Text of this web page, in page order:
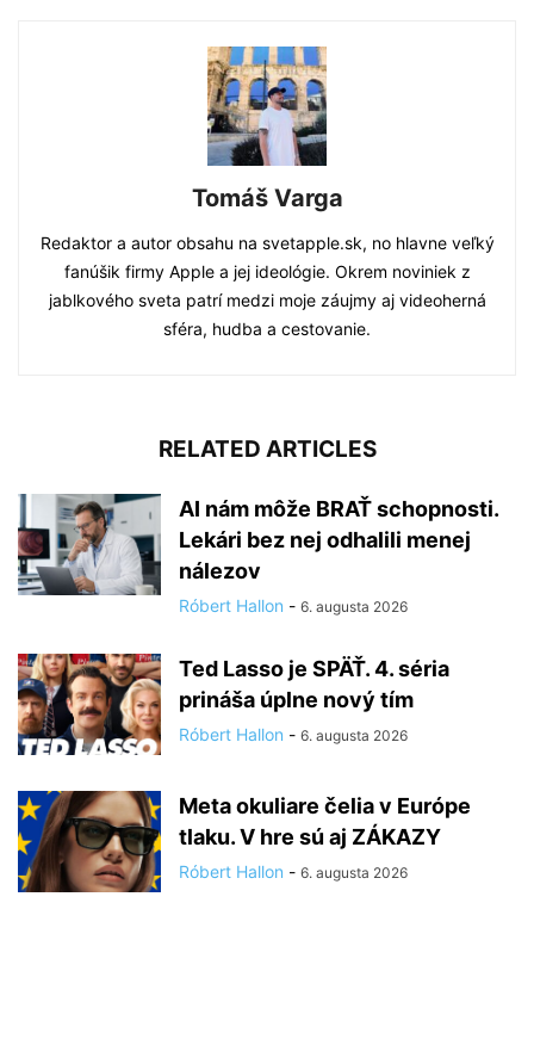
Tomáš Varga
Redaktor a autor obsahu na svetapple.sk, no hlavne veľký
fanúšik firmy Apple a jej ideológie. Okrem noviniek z
jablkového sveta patrí medzi moje záujmy aj videoherná
sféra, hudba a cestovanie.
RELATED ARTICLES
AI nám môže BRAŤ schopnosti.
Lekári bez nej odhalili menej
nálezov
Róbert Hallon - 6. augusta 2026
Ted Lasso je SPÄŤ. 4. séria
prináša úplne nový tím
Róbert Hallon - 6. augusta 2026
Meta okuliare čelia v Európe
tlaku. V hre sú aj ZÁKAZY
Róbert Hallon - 6. augusta 2026